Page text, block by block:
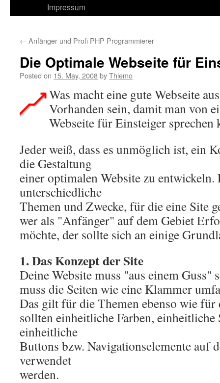
Impressum
← Anfänger und Profi PHP Programmierer
Die Optimale Webseite für
Posted on 15. May, 2008byThiemo
Was macht eine gute Webseite
Vorhanden sein, damit man von
Webseite für Einsteiger sprechen
Jeder weiß, dass es unmöglich ist, ein
die Gestaltung
einer optimalen Website zu
unterschiedliche
Themen und Zwecke, für die eine Site
wer als "Anfänger" auf dem Gebiet
möchte, der sollte sich an einige
1. Das Konzept der Site
Deine Website muss "aus einem Guss"
muss die Seiten wie eine Klammer
Das gilt für die Themen ebenso wie für
sollten einheitliche Farben,
einheitliche
Buttons bzw. Navigationselemente auf
verwendet
werden.